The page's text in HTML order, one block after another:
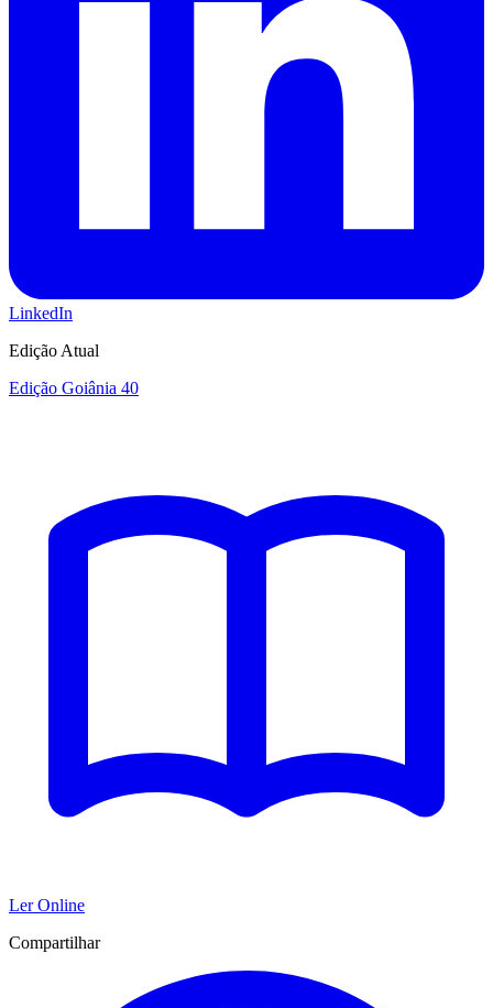
LinkedIn
Edição Atual
Edição Goiânia 40
Ler Online
Compartilhar